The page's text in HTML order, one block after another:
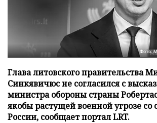
Фото:
Глава литовского правительства
Синкявичюс не согласился с
министра обороны страны
якобы растущей военной угрозе со
России, сообщает портал LRT.